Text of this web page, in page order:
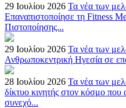
29 Ιουλίου 2026 Τα νέα των
Επαναπιστοποίησε τη Fitness
Πιστοποίησης...
29 Ιουλίου 2026 Τα νέα των
Ανθρωποκεντρική Ηγεσία σε
28 Ιουλίου 2026 Τα νέα των
δίκτυο κινητής στον κόσμο που
συνεχό...